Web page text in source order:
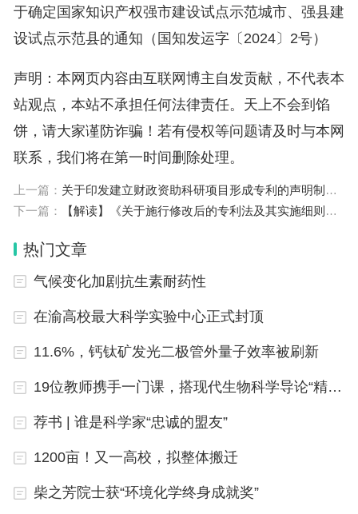
（市、区）制定试点示范工作方案，层层分解任务、
逐级压实责任，实现省市联动、全域行动，打造区域
展。
各有关城市和县（市、区）要在省（自治区、直
辖市）知识产权局指导下，优化完善试点示范工作方
案，明确任务分工，自批复之日起2个月内由城市和
县（市、区）人民政府印发，并报国家知识产权局知
政府重要议事日程，加强组织领导和条件保障，加快
推动试点示范工作和专利转化运用专项行动各项任务
落地落实，不断提升地方知识产权治理能力和治理效
2. 国家知识产权强市建设试点城市名单
于确定国家知识产权强市建设试点示范城市、强县建
设试点示范县的通知（国知发运字〔2024〕2号）
声明：本网页内容由互联网博主自发贡献，不代表本
站观点，本站不承担任何法律责任。天上不会到馅
饼，请大家谨防诈骗！若有侵权等问题请及时与本网
联系，我们将在第一时间删除处理。
上一篇： 关于印发建立财政资助科研项目形成专利的声明制度实施方案的通知（国知发运字〔2024〕3号）
下一篇：
【解读】《关于施行修改后的专利法及其实施细则相关审查业务处理的过渡办法》解读
热门文章
气候变化加剧抗生素耐药性
在渝高校最大科学实验中心正式封顶
11.6%，钙钛矿发光二极管外量子效率被刷新
19位教师携手一门课，搭现代生物科学导论“精神骨架”
荐书 | 谁是科学家“忠诚的盟友”
1200亩！又一高校，拟整体搬迁
柴之芳院士获“环境化学终身成就奖”